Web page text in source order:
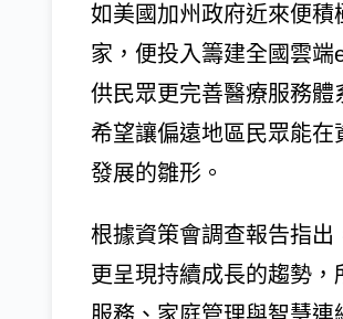
如美國加州政府近來便積
家，便投入籌建全國雲
供民眾更完善醫療服務體
希望讓偏遠地區民眾能
發展的雛形。
根據資策會調查報告指
更呈現持續成長的趨勢